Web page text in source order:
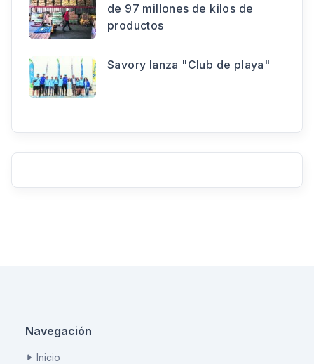
de 97 millones de kilos de
productos
Savory lanza "Club de playa"
Navegación
Inicio